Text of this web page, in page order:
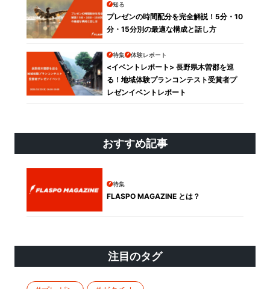
知る
プレゼンの時間配分を完全解説！5分・10
分・15分別の最適な構成と話し方
特集 体験レポート
<イベントレポート> 長野県木曽郡を巡
る！地域体験プランコンテスト受賞者プ
レゼンイベントレポート
おすすめ記事
特集
FLASPO MAGAZINE とは？
注目のタグ